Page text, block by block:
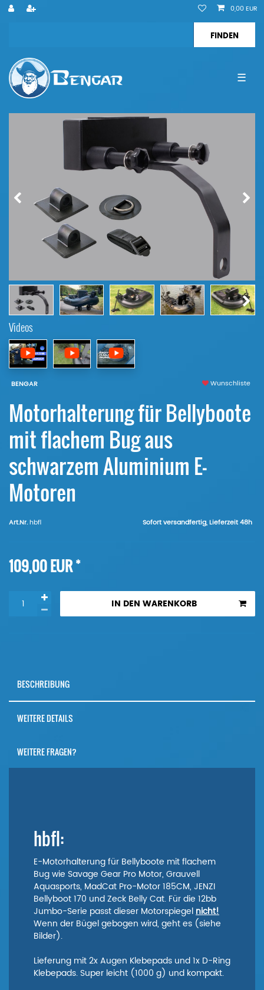
0,00 EUR
☰
Videos
BENGAR Wunschliste
Motorhalterung für Bellyboote
mit flachem Bug aus
schwarzem Aluminium E-
Motoren
Art.Nr.hbfl Sofort versandfertig, Lieferzeit 48h
109,00 EUR*
IN DEN WARENKORB
BESCHREIBUNG
WEITERE DETAILS
WEITERE FRAGEN?
hbfl:
E-Motorhalterung für Bellyboote mit flachem
Bug wie Savage Gear Pro Motor, Grauvell
Aquasports, MadCat Pro-Motor 185CM, JENZI
Bellyboot 170 und Zeck Belly Cat. Für die 12bb
Jumbo-Serie passt dieser Motorspiegelnicht!
Wenn der Bügel gebogen wird, geht es (siehe
Bilder).
Lieferung mit 2x Augen Klebepads und 1x D-Ring
Klebepads. Super leicht (1000 g) und kompakt.